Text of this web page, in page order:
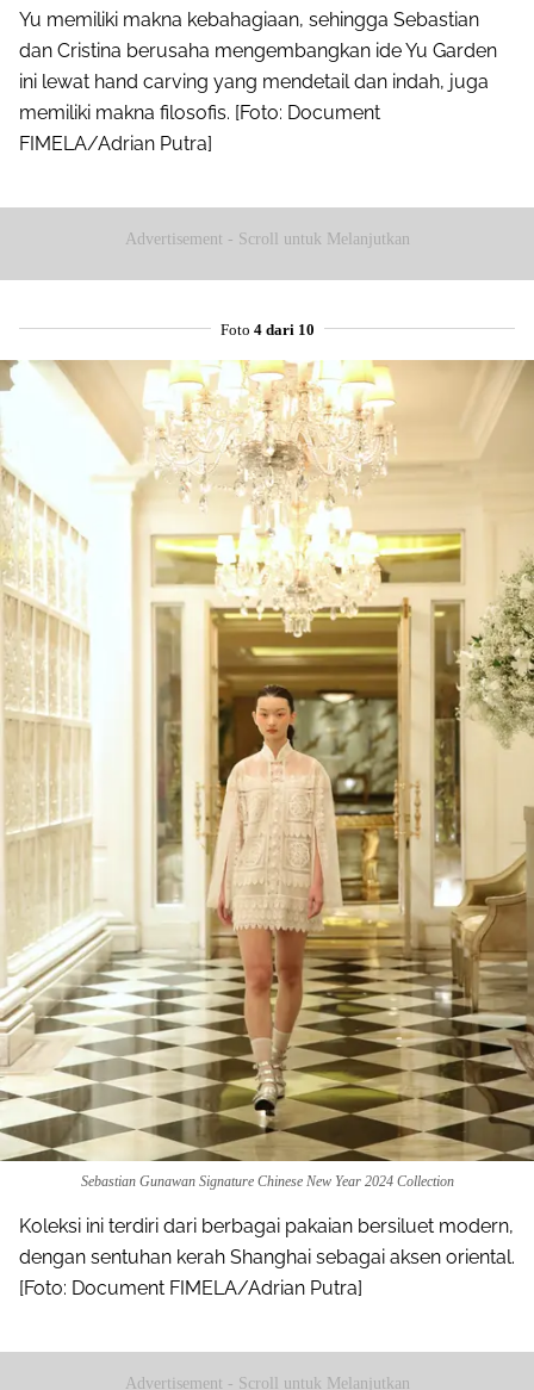
Yu memiliki makna kebahagiaan, sehingga Sebastian
dan Cristina berusaha mengembangkan ide Yu Garden
ini lewat hand carving yang mendetail dan indah, juga
memiliki makna filosofis. [Foto: Document
FIMELA/Adrian Putra]
Advertisement - Scroll untuk Melanjutkan
Foto 4 dari 10
Sebastian Gunawan Signature Chinese New Year 2024 Collection
Koleksi ini terdiri dari berbagai pakaian bersiluet modern,
dengan sentuhan kerah Shanghai sebagai aksen oriental.
[Foto: Document FIMELA/Adrian Putra]
Advertisement - Scroll untuk Melanjutkan